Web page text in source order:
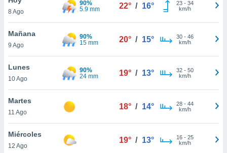
y
en
más
de
8 Ago
90%
5.9 mm
22° / 16° 23- 34
km/h
Mañana
9 Ago
90%
15 mm
20° / 15° 30- 46
km/h
Lunes
10 Ago
90%
24 mm
19° / 13° 32- 50
km/h
Martes
11 Ago
18° / 14° 28- 44
km/h
Miércoles
12 Ago
19° / 13° 16- 25
km/h